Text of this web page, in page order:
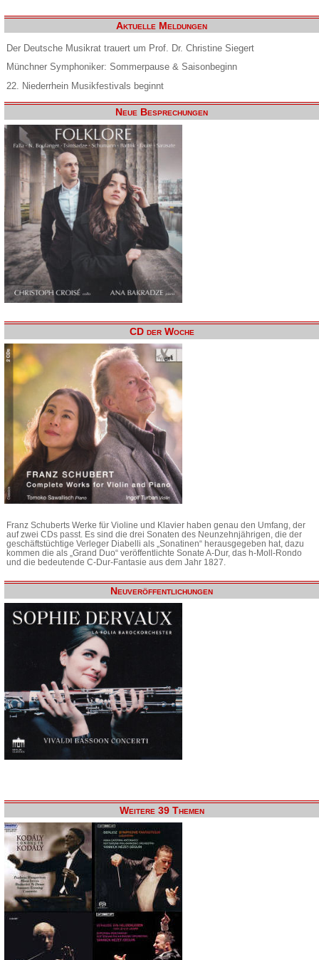
Aktuelle Meldungen
Der Deutsche Musikrat trauert um Prof. Dr. Christine Siegert
Münchner Symphoniker: Sommerpause & Saisonbeginn
22. Niederrhein Musikfestivals beginnt
Neue Besprechungen
CD der Woche
Franz Schuberts Werke für Violine und Klavier haben genau den Umfang, der
auf zwei CDs passt. Es sind die drei Sonaten des Neunzehnjährigen, die der
geschäftstüchtige Verleger Diabelli als „Sonatinen“ herausgegeben hat, dazu
kommen die als „Grand Duo“ veröffentlichte Sonate A-Dur, das h-Moll-Rondo
und die bedeutende C-Dur-Fantasie aus dem Jahr 1827.
Neuveröffentlichungen
Weitere 39 Themen